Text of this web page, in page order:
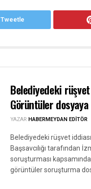
Tweetle
Belediyedeki
Görüntüler
YAZAR HABERMEYDAN EDITÖR
Belediyedeki rüşvet
Başsavcılığı tarafından
soruşturması
görüntüler soruşturma